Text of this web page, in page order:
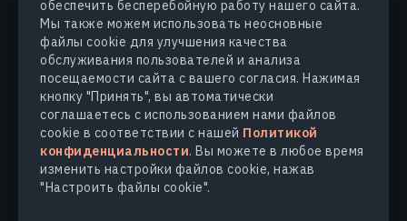
обеспечить бесперебойную работу нашего сайта.
Мы также можем использовать неосновные
файлы cookie для улучшения качества
обслуживания пользователей и анализа
посещаемости сайта с вашего согласия. Нажимая
кнопку "Принять", вы автоматически
соглашаетесь с использованием нами файлов
cookie в соответствии с нашей Политикой
конфиденциальности. Вы можете в любое время
изменить настройки файлов cookie, нажав
"Настроить файлы cookie".
ОТРАСЛИ
КОМПАНИЯ
УЗНАТЬ БОЛЬШЕ
© 2026 EOS Data Analytics,Inc.